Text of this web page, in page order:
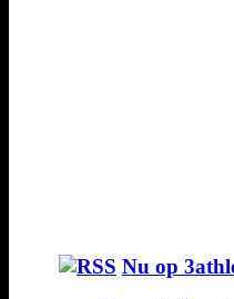
Nu op